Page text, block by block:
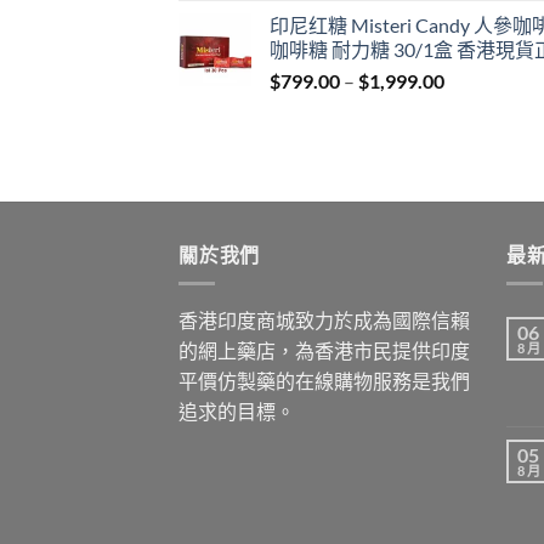
$699.00
through
$1,899.00
印尼红糖 Misteri Candy 人參咖
咖啡糖 耐力糖 30/1盒 香港現貨
$799.00 – $1,999.00Price
關於我們
香港印度商城致力於成為國際信賴
的網上藥店，為香港市民提供印度
平價仿製藥的在線購物服務是我們
追求的目標。
最
06
8 月
05
8 月